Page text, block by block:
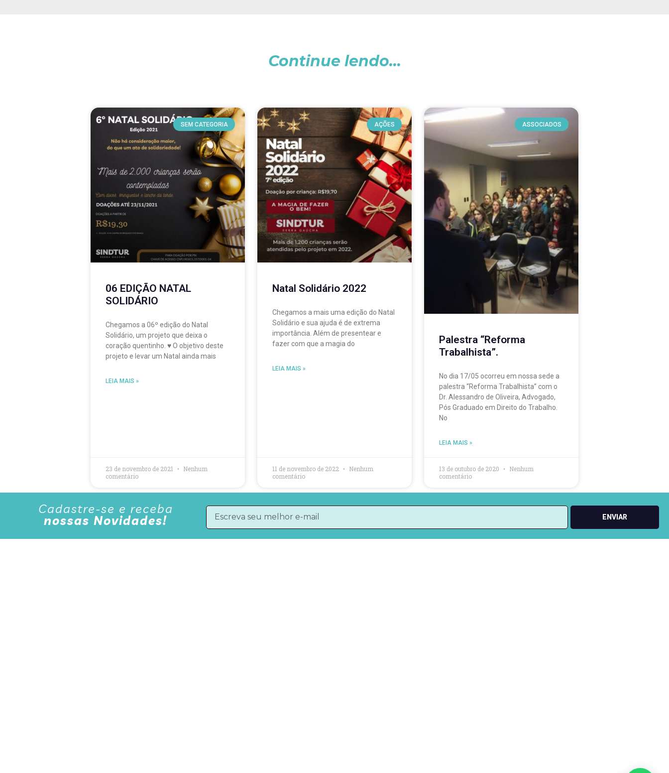
Continue lendo...
SEM CATEGORIA
06 EDIÇÃO NATAL
SOLIDÁRIO
Chegamos a 06º edição do Natal
Solidário, um projeto que deixa o
coração quentinho. ♥️ O objetivo deste
projeto e levar um Natal ainda mais
LEIA MAIS »
23 de novembro de 2021
Nenhum
comentário
AÇÕES
Natal Solidário 2022
Chegamos a mais uma edição do Natal
Solidário e sua ajuda é de extrema
importância. Além de presentear e
fazer com que a magia do
LEIA MAIS »
11 de novembro de 2022
Nenhum
comentário
ASSOCIADOS
Palestra “Reforma
Trabalhista”.
No dia 17/05 ocorreu em nossa sede a
palestra “Reforma Trabalhista” com o
Dr. Alessandro de Oliveira, Advogado,
Pós Graduado em Direito do Trabalho.
No
LEIA MAIS »
13 de outubro de 2020
Nenhum
comentário
Cadastre-se e receba
nossas Novidades!
ENVIAR